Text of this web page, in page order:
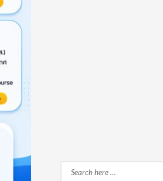
Search